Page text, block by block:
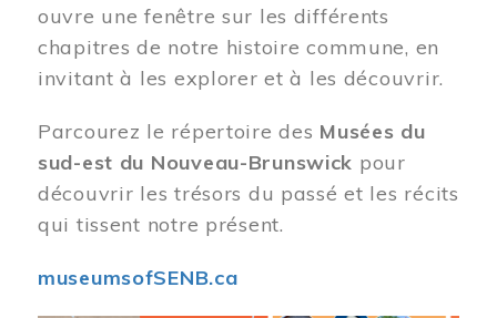
ouvre une fenêtre sur les différents
chapitres de notre histoire commune, en
invitant à les explorer et à les découvrir.
Parcourez le répertoire des Musées du
sud-est du Nouveau-Brunswick pour
découvrir les trésors du passé et les récits
qui tissent notre présent.
museumsofSENB.ca